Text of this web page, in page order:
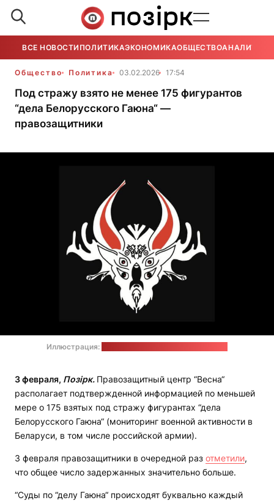
ВСЕ НОВОСТИ ПОЛИТИКАЭКОНОМИКАОБЩЕСТВОАНАЛИТИКА
Общество Политика 03.02.2026 17:54
Под стражу взято не менее 175 фигурантов
“дела Белорусского Гаюна“ —
правозащитники
Иллюстрация:
3 февраля, Позірк. Правозащитный центр “Весна“
располагает подтвержденной информацией по меньшей
мере о 175 взятых под стражу фигурантах “дела
Белорусского Гаюна“ (мониторинг военной активности в
Беларуси, в том числе российской армии).
3 февраля правозащитники в очередной раз отметили,
что общее число задержанных значительно больше.
“Суды по “делу Гаюна“ происходят буквально каждый